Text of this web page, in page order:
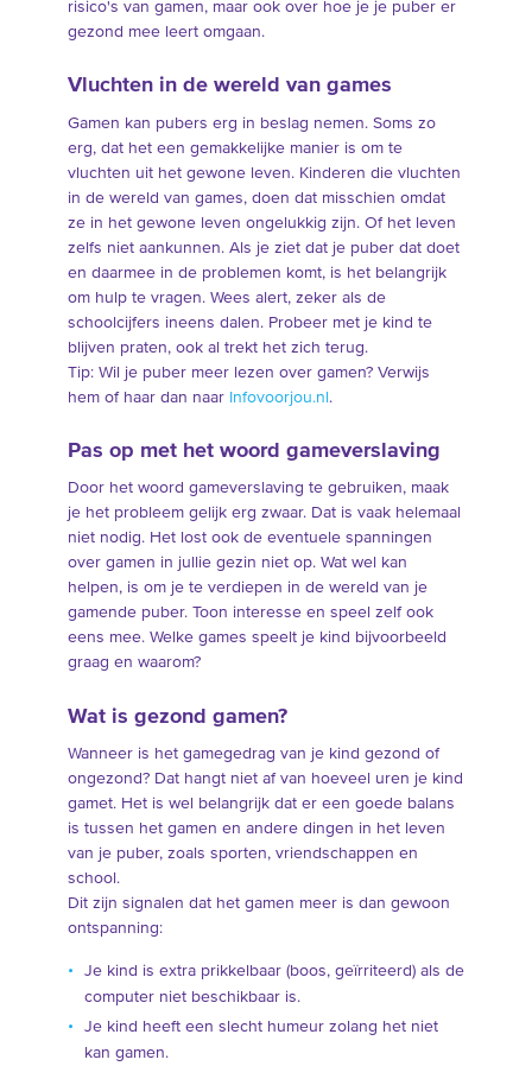
risico's van gamen, maar ook over hoe je je puber er
gezond mee leert omgaan.
Vluchten in de wereld van games
Gamen kan pubers erg in beslag nemen. Soms zo
erg, dat het een gemakkelijke manier is om te
vluchten uit het gewone leven. Kinderen die vluchten
in de wereld van games, doen dat misschien omdat
ze in het gewone leven ongelukkig zijn. Of het leven
zelfs niet aankunnen. Als je ziet dat je puber dat doet
en daarmee in de problemen komt, is het belangrijk
om hulp te vragen. Wees alert, zeker als de
schoolcijfers ineens dalen. Probeer met je kind te
blijven praten, ook al trekt het zich terug.
Tip: Wil je puber meer lezen over gamen? Verwijs
hem of haar dan naar Infovoorjou.nl.
Pas op met het woord gameverslaving
Door het woord gameverslaving te gebruiken, maak
je het probleem gelijk erg zwaar. Dat is vaak helemaal
niet nodig. Het lost ook de eventuele spanningen
over gamen in jullie gezin niet op. Wat wel kan
helpen, is om je te verdiepen in de wereld van je
gamende puber. Toon interesse en speel zelf ook
eens mee. Welke games speelt je kind bijvoorbeeld
graag en waarom?
Wat is gezond gamen?
Wanneer is het gamegedrag van je kind gezond of
ongezond? Dat hangt niet af van hoeveel uren je kind
gamet. Het is wel belangrijk dat er een goede balans
is tussen het gamen en andere dingen in het leven
van je puber, zoals sporten, vriendschappen en
school.
Dit zijn signalen dat het gamen meer is dan gewoon
ontspanning:
Je kind is extra prikkelbaar (boos, geïrriteerd) als de
computer niet beschikbaar is.
Je kind heeft een slecht humeur zolang het niet
kan gamen.